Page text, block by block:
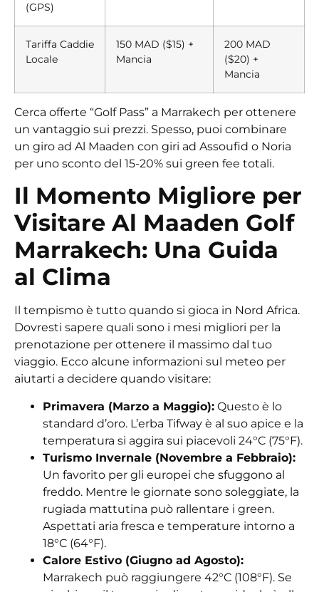
(GPS)
Tariffa Caddie
Locale
150 MAD ($15) +
Mancia
200 MAD
($20) +
Mancia
Cerca offerte “Golf Pass” a Marrakech per ottenere
un vantaggio sui prezzi. Spesso, puoi combinare
un giro ad Al Maaden con giri ad Assoufid o Noria
per uno sconto del 15-20% sui green fee totali.
Il Momento Migliore per
Visitare Al Maaden Golf
Marrakech: Una Guida
al Clima
Il tempismo è tutto quando si gioca in Nord Africa.
Dovresti sapere quali sono i mesi migliori per la
prenotazione per ottenere il massimo dal tuo
viaggio. Ecco alcune informazioni sul meteo per
aiutarti a decidere quando visitare:
Primavera (Marzo a Maggio): Questo è lo
standard d’oro. L’erba Tifway è al suo apice e la
temperatura si aggira sui piacevoli 24°C (75°F).
Turismo Invernale (Novembre a Febbraio):
Un favorito per gli europei che sfuggono al
freddo. Mentre le giornate sono soleggiate, la
rugiada mattutina può rallentare i green.
Aspettati aria fresca e temperature intorno a
18°C (64°F).
Calore Estivo (Giugno ad Agosto):
Marrakech può raggiungere 42°C (108°F). Se